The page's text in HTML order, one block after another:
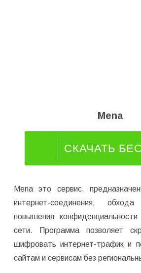
Mena
СКАЧАТЬ
Mena это сервис,
интернет-соединения,
повышения
сети. Программа позволяет
шифровать интернет-трафик и
сайтам и сервисам без